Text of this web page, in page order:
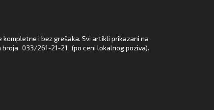
i bez grešaka. Svi artikli prikazani na
broja 033/261-21-21 (po ceni lokalnog poziva).